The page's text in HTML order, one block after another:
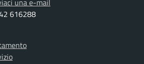
una e-mail
616288